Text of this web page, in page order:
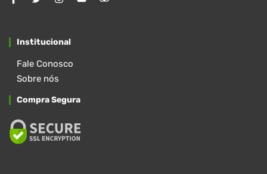
Institucional
Fale Conosco
Sobre nós
Compra Segura